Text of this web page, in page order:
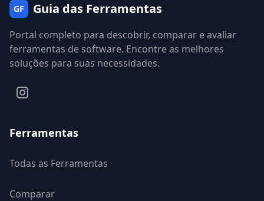
GF Guia das Ferramentas
Portal completo para descobrir, comparar e avaliar
ferramentas de software. Encontre as melhores
soluções para suas necessidades.
Ferramentas
Todas as Ferramentas
Comparar